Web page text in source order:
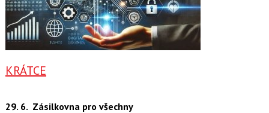
KRÁTCE
29. 6. Zásilkovna pro všechny